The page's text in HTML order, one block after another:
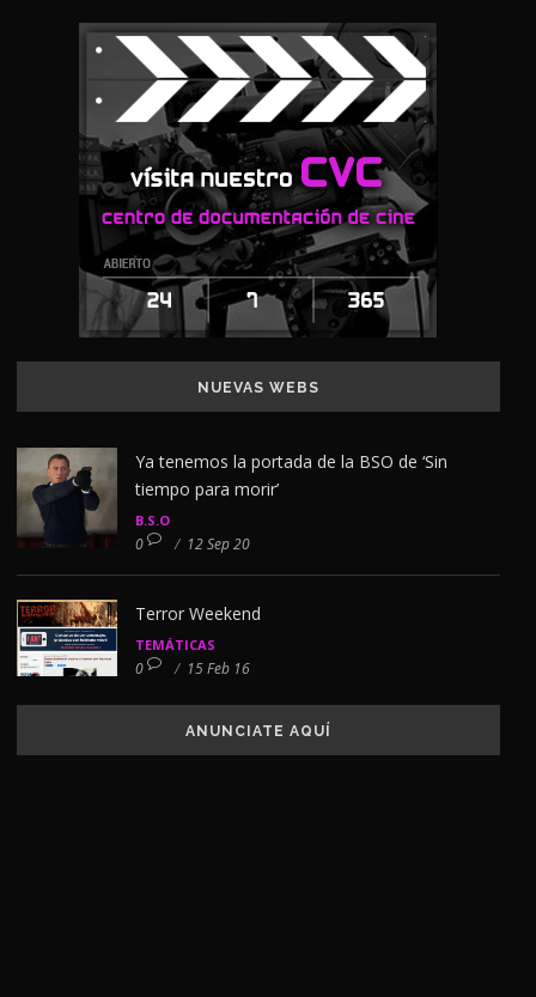
NUEVAS WEBS
Ya tenemos la portada de la BSO de ‘Sin
tiempo para morir’
B.S.O
0 / 12 Sep 20
Terror Weekend
TEMÁTICAS
0 / 15 Feb 16
ANUNCIATE AQUÍ